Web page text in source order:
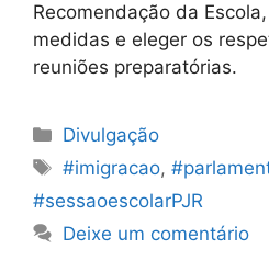
Recomendação da
medidas e eleger os
reuniões preparatórias.
Categorias
Divulgação
Etiquetas
#imigracao,
#sessaoescolarPJR
Deixe um comentário